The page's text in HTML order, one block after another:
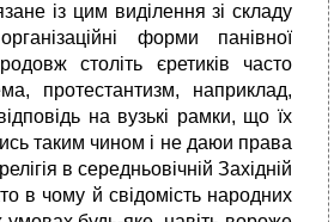
із цим виділення зі складу
форми панівної
століть єретиків часто
протестантизм, наприклад,
на вузькі рамки, що їх
таким чином і не даюи права
в середньовічній Західній
в чому й свідомість народних